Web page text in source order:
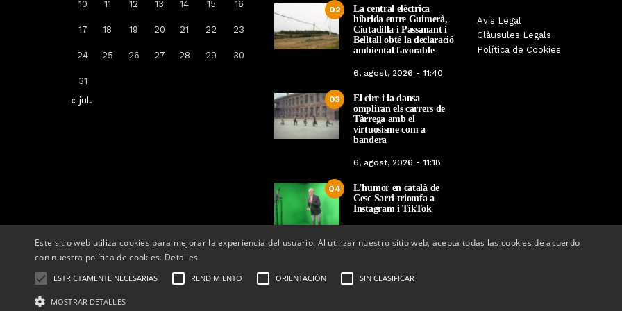
10 11 12 13 14 15 16
17 18 19 20 21 22 23
24 25 26 27 28 29 30
31
« jul.
02
La central elèctrica
híbrida entre Guimerà,
Ciutadilla i Passanant i
Belltall obté la declaració
ambiental favorable
6, agost, 2026 - 11:40
03
El circ i la dansa
ompliran els carrers de
Tàrrega amb el
virtuosisme com a
bandera
6, agost, 2026 - 11:18
04
L’humor en català de
Cesc Sarri triomfa a
Instagram i TikTok
Avís Legal
Clàusules Legals
Política de Cookies
Arrenca la campanya de
vacunació: a qui li toca la de la
grip, COVID-19 o totes dues
14, octubre, 2025 - 08:04
Tàrrega farà bategar la història
amb l’estrena de “Lo Pedrafoc”,
la nova bèstia festiva de
12, maig, 2026 - 09:29
Tàrrega edita un
història dels gegants
en el marc de la
Este sitio web utiliza cookies para mejorar la experiencia del usuario. Al utilizar nuestro sitio web, acepta todas las cookies de acuerdo
con nuestra política de cookies. Detalles
ESTRICTAMENTE NECESARIAS RENDIMIENTO ORIENTACIÓN SIN CLASIFICAR
MOSTRAR DETALLES